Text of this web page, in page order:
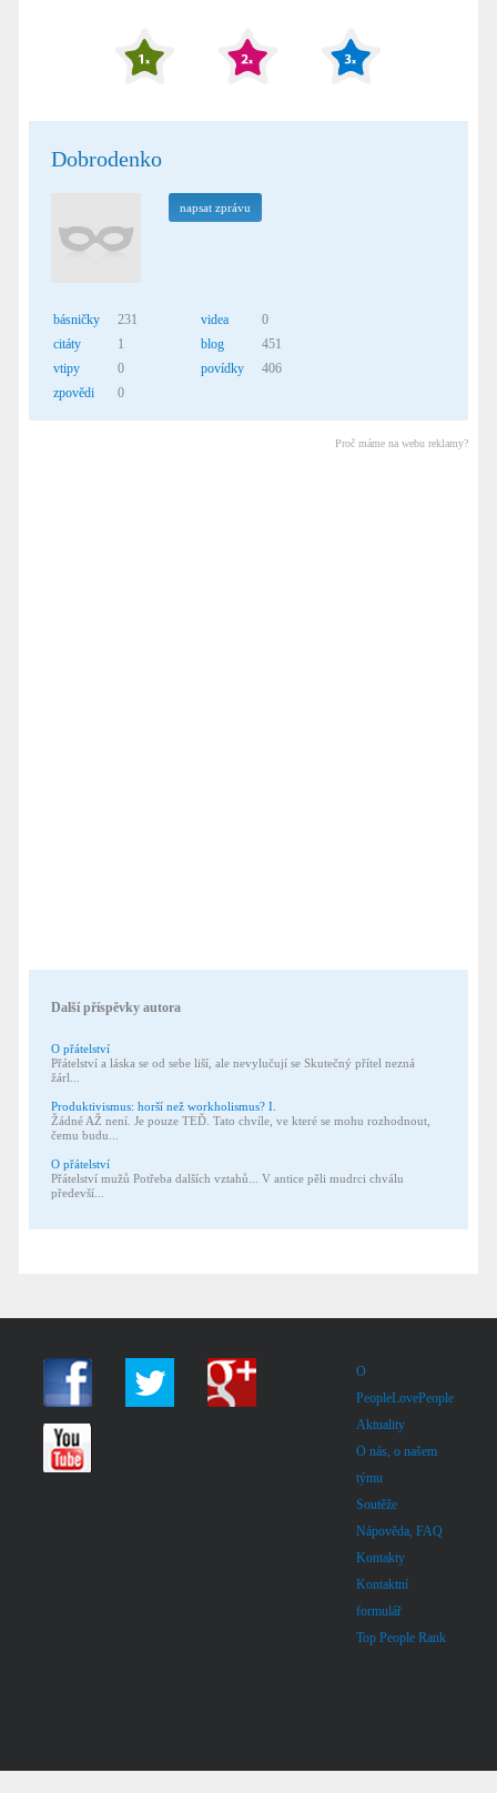
Dobrodenko
napsat zprávu
básničky
231
citáty
1
vtipy
0
zpovědi
0
videa
0
blog
451
povídky
406
Proč máme na webu reklamy?
Další příspěvky autora
O přátelství
Přátelství a láska se od sebe liší, ale nevylučují se Skutečný přítel nezná
žárl...
Produktivismus: horší než workholismus? I.
Žádné AŽ není. Je pouze TEĎ. Tato chvíle, ve které se mohu rozhodnout,
čemu budu...
O přátelství
Přátelství mužů Potřeba dalších vztahů... V antice pěli mudrci chválu
předevší...
O
PeopleLovePeople
Aktuality
O nás, o našem
týmu
Soutěže
Nápověda, FAQ
Kontakty
Kontaktní
formulář
Top People Rank